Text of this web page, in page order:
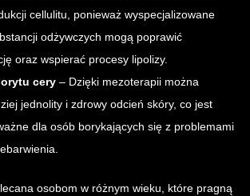
cellulitu, ponieważ wyspecjalizowane
odżywczych mogą poprawić
oraz wspierać procesy lipolizy.
cery – Dzięki mezoterapii można
jednolity i zdrowy odcień skóry, co jest
dla osób borykających się z problemami
osobom w różnym wieku, które pragną